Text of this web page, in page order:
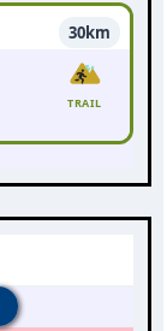
30km
TRAIL